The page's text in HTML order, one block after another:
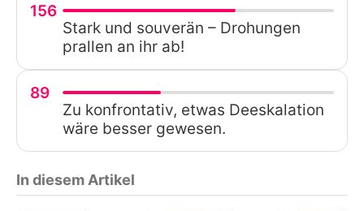
156
Stark und souverän – Drohungen
prallen an ihr ab!
89
Zu konfrontativ, etwas Deeskalation
wäre besser gewesen.
In diesem Artikel